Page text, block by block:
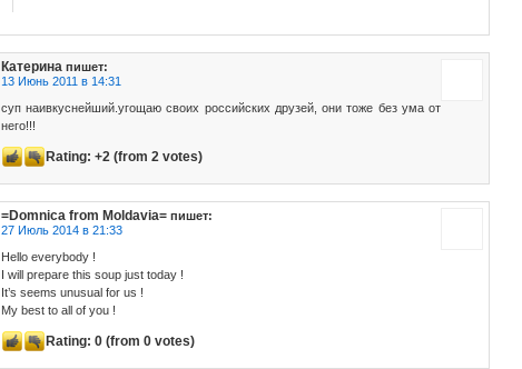
Катерина пишет:
13 Июнь 2011 в 14:31
суп наивкуснейший.угощаю своих российских друзей, они тоже без ума от
него!!!
Rating: +2 (from 2 votes)
=Domnica from Moldavia= пишет:
27 Июль 2014 в 21:33
Hello everybody !
I will prepare this soup just today !
It’s seems unusual for us !
My best to all of you !
Rating: 0 (from 0 votes)